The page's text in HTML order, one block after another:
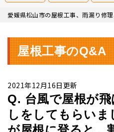
Skip
content
愛媛県松山市の屋根工事、雨漏り修
屋根工事のQ&A
2021年12月16日更新
Q. 台風で屋根が
しをしてもらいま